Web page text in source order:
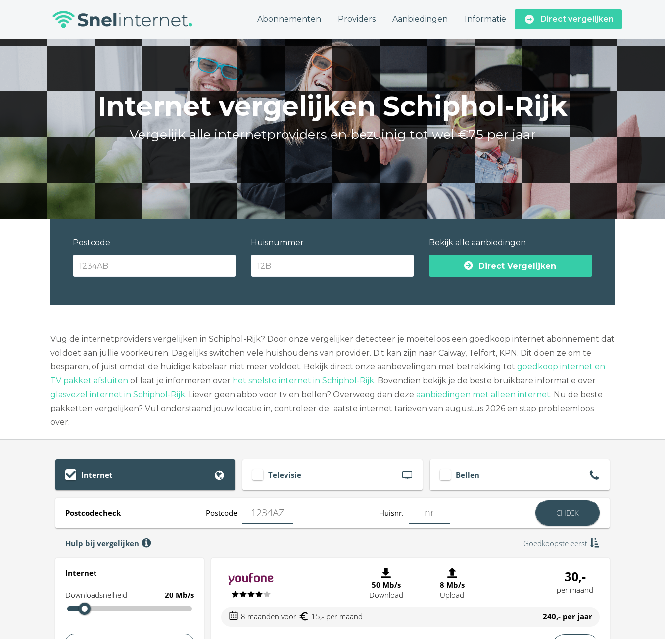
Abonnementen Providers Aanbiedingen Informatie Direct vergelijken
Skip
to
content
Internet vergelijken Schiphol-Rijk
Vergelijk alle internetproviders en bezuinig tot wel €75 per jaar
Postcode Huisnummer Bekijk alle aanbiedingen
Direct Vergelijken
Vug de internetproviders vergelijken in Schiphol-Rijk? Door onze vergelijker detecteer je moeiteloos een goedkoop internet abonnement dat
voldoet aan jullie voorkeuren. Dagelijks switchen vele huishoudens van provider. Dit kan zijn naar Caiway, Telfort, KPN. Dit doen ze om te
besparen, of juist omdat de huidige kabelaar niet meer voldoet. Bekijk direct onze aanbevelingen met betrekking tot goedkoop internet en
TV pakket afsluiten of laat je informeren over het snelste internet in Schiphol-Rijk. Bovendien bekijk je de beste bruikbare informatie over
glasvezel internet in Schiphol-Rijk. Liever geen abbo voor tv en bellen? Overweeg dan deze aanbiedingen met alleen internet. Nu de beste
pakketten vergelijken? Vul onderstaand jouw locatie in, controleer de laatste internet tarieven van augustus 2026 en stap probleemloos
over.
Internet Televisie Bellen
Postcodecheck Postcode Huisnr. CHECK
Hulp bij vergelijken Goedkoopste eerst
Internet
Downloadsnelheid 20 Mb/s
50 Mb/s
Download
8 Mb/s
Upload
30,-
per maand
8 maanden voor 15,- per maand 240,- per jaar